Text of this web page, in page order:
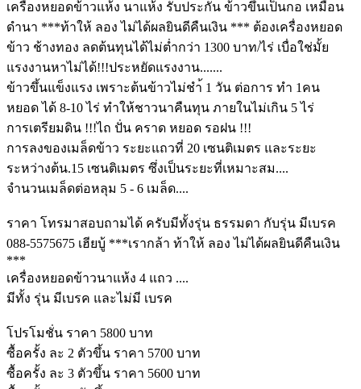
เครื่องหยอดข้าวแห้ง นาแห้ง รับประกัน ข้าวขึ้นเป็นกอ เหมือน
ดำนา ***ท้าให้ ลอง ไม่ได้ผลยินดีคืนเงิน *** ต้องเครื่องหยอด
ข้าว ช้างทอง ลดต้นทุนได้ไม่ต่ำกว่า 1300 บาท/ไร่ เบื่อใช่มั้ย
แรงงานหาไม่ได้!!!ประหยัดแรงงาน.......
ข้าวขึ้นแข็งแรง เพราะต้นข้าวไม่ชำ้ 1 วัน ต่อการ ทำ 1คน
หยอด ได้ 8-10 ไร่ ทำให้ชาวนาคืนทุน ภายในไม่เกิน 5 ไร่
การเตรียมดิน !!!ไถ ปั่น คราด หยอด รอฝน !!!
การลงของเมล็ดข้าว ระยะแถวที่ 20 เซนติเมตร และระยะ
ระหว่างต้น.15 เซนติเมตร ซึ่งเป็นระยะที่เหมาะสม....
จำนวนเมล็ดต่อหลุม 5 - 6 เมล็ด....
ราคา โทรมาสอบถามได้ ครับมีทั้งรุ่น ธรรมดา กับรุ่น มีเบรค
088-5575675 เฮียบู้ ***เรากล้า ท้าให้ ลอง ไม่ได้ผลยินดีคืนเงิน
***
เครื่องหยอดข้าวนาแห้ง 4 แถว ....
มีทั้ง รุ่น มีเบรค และไม่มี เบรค
โปรโมชั่น ราคา 5800 บาท
ซื้อครั้ง ละ 2 ตัวขึ้น ราคา 5700 บาท
ซื้อครั้ง ละ 3 ตัวขึ้น ราคา 5600 บาท